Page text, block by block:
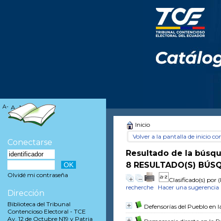
Inicio
Volver a la pantalla de inicio
Resultado de la
8 RESULTADO(S)
Clasificado(s) por
recherche
Hacer una sugerencia
Defensorías del Pueblo en
A- A A+
Conectarse
Olvidé mi contraseña
Dirección
Biblioteca del Tribunal
Contencioso Electoral - TCE
Av. 12 de Octubre N19 y Patria